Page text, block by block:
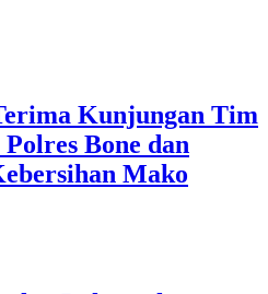
Kunjungan Tim
Bone dan
Mako